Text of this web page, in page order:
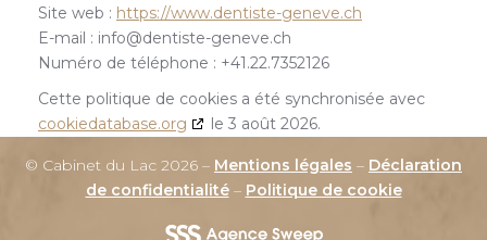
Site web : https://www.dentiste-geneve.ch
E-mail : info@dentiste-geneve.ch
Numéro de téléphone : +41.22.7352126
Cette politique de cookies a été synchronisée avec
cookiedatabase.org
le 3 août 2026.
© Cabinet du Lac 2026 – Mentions légales – Déclaration
de confidentialité– Politique de cookie